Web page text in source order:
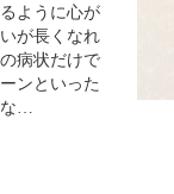
ように心が
が長くなれ
病状だけで
ンといった
な…